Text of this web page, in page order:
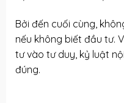
Bởi đến cuối cùng,
nếu không biết đầu tư.
tư vào tư duy, kỷ luật
đúng.